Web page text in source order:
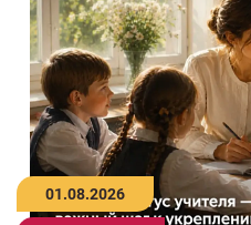
01.08.2026